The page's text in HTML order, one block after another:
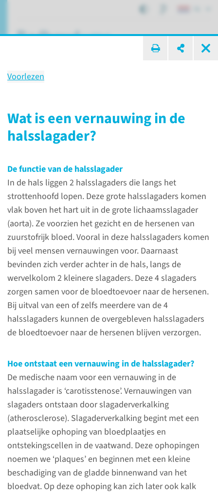
Voorlezen
Wat is een vernauwing in de
halsslagader?
De functie van de halsslagader
In de hals liggen 2 halsslagaders die langs het
strottenhoofd lopen. Deze grote halsslagaders komen
vlak boven het hart uit in de grote lichaamsslagader
(aorta). Ze voorzien het gezicht en de hersenen van
zuurstofrijk bloed. Vooral in deze halsslagaders komen
bij veel mensen vernauwingen voor. Daarnaast
bevinden zich verder achter in de hals, langs de
wervelkolom 2 kleinere slagaders. Deze 4 slagaders
zorgen samen voor de bloedtoevoer naar de hersenen.
Bij uitval van een of zelfs meerdere van de 4
halsslagaders kunnen de overgebleven halsslagaders
de bloedtoevoer naar de hersenen blijven verzorgen.
Hoe ontstaat een vernauwing in de halsslagader?
De medische naam voor een vernauwing in de
halsslagader is ‘carotisstenose’. Vernauwingen van
slagaders ontstaan door slagaderverkalking
(atherosclerose). Slagaderverkalking begint met een
plaatselijke ophoping van bloedplaatjes en
ontstekingscellen in de vaatwand. Deze ophopingen
noemen we ‘plaques’ en beginnen met een kleine
beschadiging van de gladde binnenwand van het
bloedvat. Op deze ophoping kan zich later ook kalk
Patiëntenzorg
Aandoeningen
Wat is een vernauwing
in de halsslagader?
Vernauwingen van slagaders
ontstaan door
slagaderverkalking
(atherosclerose).
Slagaderverkalking begint met
een plaatselijke ophoping van
bloedplaatjes en
ontstekingscellen in de
vaatwand.
lees meer
Contact
Polikliniek Heelkunde
Op werkdagen van 08.00-
12.00 en 14.00-16.00 uur